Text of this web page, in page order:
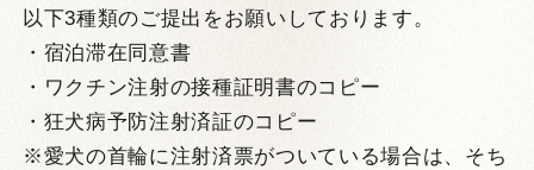
以下3種類のご提出をお願いしております。
・宿泊滞在同意書
・ワクチン注射の接種証明書のコピー
・狂犬病予防注射済証のコピー
※愛犬の首輪に注射済票がついている場合は、そち